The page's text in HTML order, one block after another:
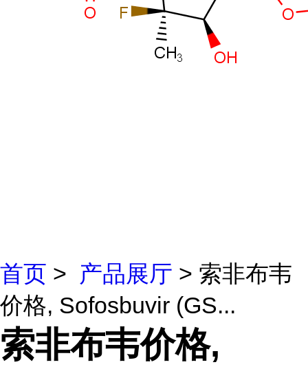
首页 > 产品展厅 > 索非布韦
价格, Sofosbuvir (GS...
索非布韦价格,